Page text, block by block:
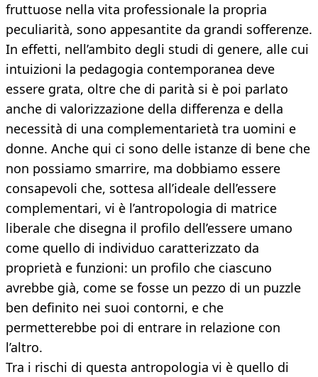
fruttuose nella vita professionale la propria
peculiarità, sono appesantite da grandi sofferenze.
In effetti, nell’ambito degli studi di genere, alle cui
intuizioni la pedagogia contemporanea deve
essere grata, oltre che di parità si è poi parlato
anche di valorizzazione della differenza e della
necessità di una complementarietà tra uomini e
donne. Anche qui ci sono delle istanze di bene che
non possiamo smarrire, ma dobbiamo essere
consapevoli che, sottesa all’ideale dell’essere
complementari, vi è l’antropologia di matrice
liberale che disegna il profilo dell’essere umano
come quello di individuo caratterizzato da
proprietà e funzioni: un profilo che ciascuno
avrebbe già, come se fosse un pezzo di un puzzle
ben definito nei suoi contorni, e che
permetterebbe poi di entrare in relazione con
l’altro.
Tra i rischi di questa antropologia vi è quello di